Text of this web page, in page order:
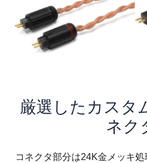
厳選したカスタ
ネク
コネクタ部分は24K金メッキ